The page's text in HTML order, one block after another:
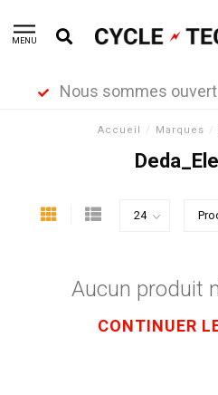
MENU
Nous sommes
Accueil / Marques /
Aucun produit
CONTINUER